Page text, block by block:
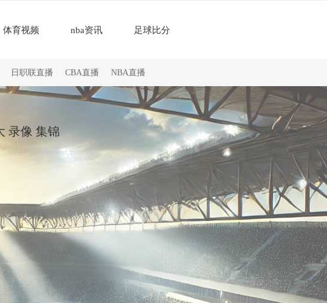
体育视频 nba资讯 足球比分
日职联直播 CBA直播 NBA直播
录像 集锦